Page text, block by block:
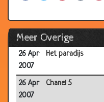
Meer Overige
2007
26 Apr
2007
Het paradijs
26 Apr
2007
Chanel 5